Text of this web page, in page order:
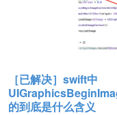
［已解决］swift中
的到底是什么含义